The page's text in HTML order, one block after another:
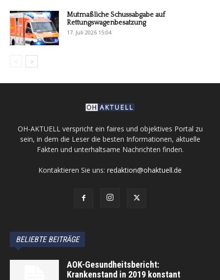
Mutmaßliche Schussabgabe auf
Rettungswagenbesatzung
17. Juli 2026 15:04
OH-AKTUELL verspricht ein faires und objektives Portal zu
sein, in dem die Leser die besten Informationen, aktuelle
Fakten und unterhaltsame Nachrichten finden.
Kontaktieren Sie uns: redaktion@ohaktuell.de
BELIEBTE BEITRÄGE
AOK-Gesundheitsbericht:
Krankenstand in 2019 konstant